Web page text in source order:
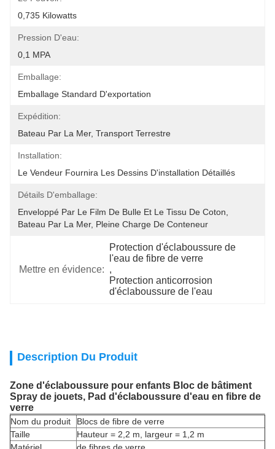
0,735 Kilowatts
Pression D'eau:
0,1 MPA
Emballage:
Emballage Standard D'exportation
Expédition:
Bateau Par La Mer, Transport Terrestre
Installation:
Le Vendeur Fournira Les Dessins D'installation Détaillés
Détails D'emballage:
Enveloppé Par Le Film De Bulle Et Le Tissu De Coton,
Bateau Par La Mer, Pleine Charge De Conteneur
Mettre en évidence:
Protection d'éclaboussure de
l'eau de fibre de verre
,
Protection anticorrosion
d'éclaboussure de l'eau
Description Du Produit
Zone d'éclaboussure pour enfants Bloc de bâtiment
Spray de jouets, Pad d'éclaboussure d'eau en fibre de
verre
Nom du produit
Blocs de fibre de verre
Taille
Hauteur = 2,2 m, largeur = 1,2 m